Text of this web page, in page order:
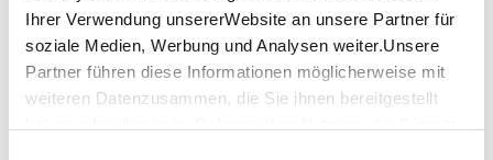
Ihrer Verwendung unsererWebsite an unsere Partner für
soziale Medien, Werbung und Analysen weiter.Unsere
Partner führen diese Informationen möglicherweise mit
weiteren Datenzusammen, die Sie ihnen bereitgestellt
70173 Stuttgart
Website:buntes-pferd.de